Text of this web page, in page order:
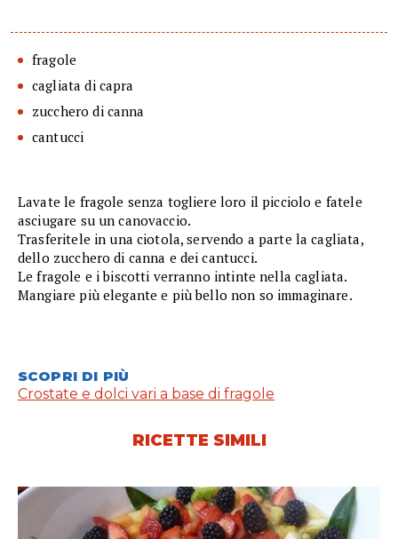
fragole
cagliata di capra
zucchero di canna
cantucci
Lavate le fragole senza togliere loro il picciolo e fatele
asciugare su un canovaccio.
Trasferitele in una ciotola, servendo a parte la cagliata,
dello zucchero di canna e dei cantucci.
Le fragole e i biscotti verranno intinte nella cagliata.
Mangiare più elegante e più bello non so immaginare.
SCOPRI DI PIÙ
Crostate e dolci vari a base di fragole
RICETTE SIMILI